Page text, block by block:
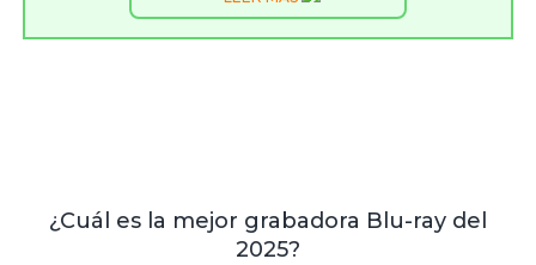
¿Cuál es la mejor grabadora Blu-ray del
2025?